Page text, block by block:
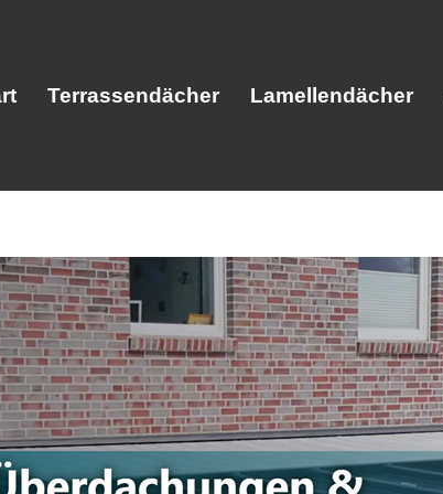
Terrassendächer Lamellendächer